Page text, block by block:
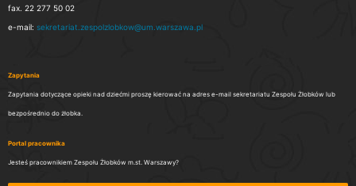
fax. 22 277 50 02
e-mail: sekretariat.zespolzlobkow@um.warszawa.pl
Zapytania
Zapytania dotyczące opieki nad dziećmi proszę kierować na adres e-mail sekretariatu Zespołu Żłobków lub
bezpośrednio do żłobka.
Portal pracownika
Jesteś pracownikiem Zespołu Żłobków m.st. Warszawy?